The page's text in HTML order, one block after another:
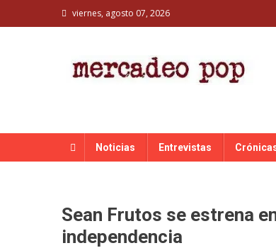
to
viernes, agosto 07, 2026
Noticias Entrevistas
Sean Frutos se estrena
independencia